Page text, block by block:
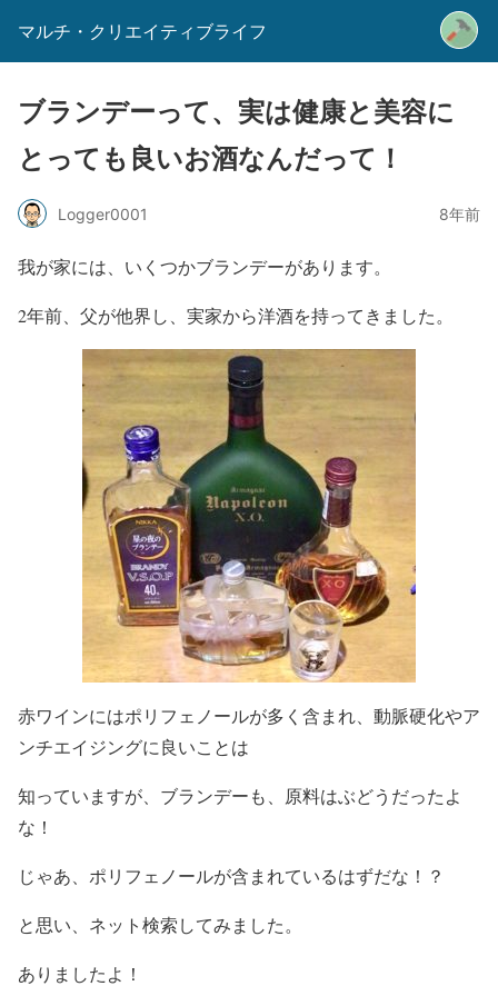
マルチ・クリエイティブライフ
ブランデーって、実は健康と美容に
とっても良いお酒なんだって！
Logger0001 8年前
我が家には、いくつかブランデーがあります。
2年前、父が他界し、実家から洋酒を持ってきました。
赤ワインにはポリフェノールが多く含まれ、動脈硬化やア
ンチエイジングに良いことは
知っていますが、ブランデーも、原料はぶどうだったよ
な！
じゃあ、ポリフェノールが含まれているはずだな！？
と思い、ネット検索してみました。
ありましたよ！